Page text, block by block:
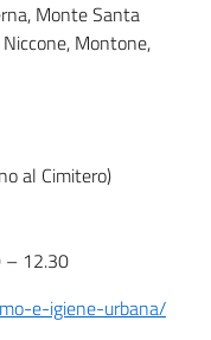
Monte Santa
Montone,
al Cimitero)
– 12.30
e-igiene-urbana/